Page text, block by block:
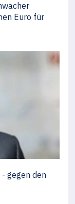
Euro für
gegen den